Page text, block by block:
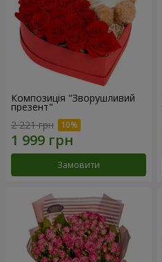
Композиція "Зворушливий
презент"
2 221 грн
Замовити